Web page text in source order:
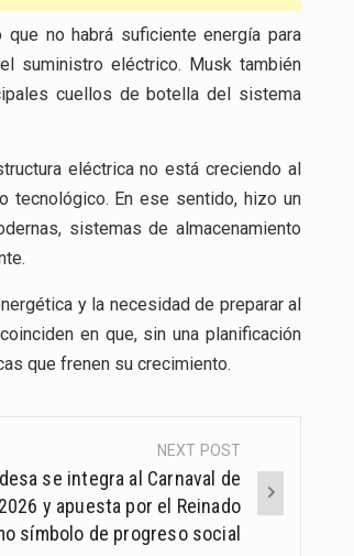
no habrá suficiente energía para
suministro eléctrico. Musk también
cuellos de botella del sistema
eléctrica no está creciendo al
tecnológico. En ese sentido, hizo un
sistemas de almacenamiento
y la necesidad de preparar al
en que, sin una planificación
que frenen su crecimiento.
NEXT POST
se integra al Carnaval de
y apuesta por el Reinado
símbolo de progreso social